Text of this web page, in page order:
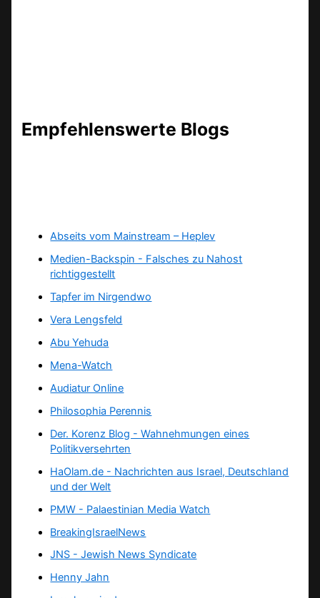
Empfehlenswerte Blogs
Abseits vom Mainstream – Heplev
Medien-Backspin - Falsches zu Nahost
richtiggestellt
Tapfer im Nirgendwo
Vera Lengsfeld
Abu Yehuda
Mena-Watch
Audiatur Online
Philosophia Perennis
Der. Korenz Blog - Wahnehmungen eines
Politikversehrten
HaOlam.de - Nachrichten aus Israel, Deutschland
und der Welt
PMW - Palaestinian Media Watch
BreakingIsraelNews
JNS - Jewish News Syndicate
Henny Jahn